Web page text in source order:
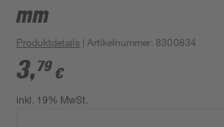
mm
Produktdetails | Artikelnummer: 8300834
3,79 €
inkl. 19% MwSt.